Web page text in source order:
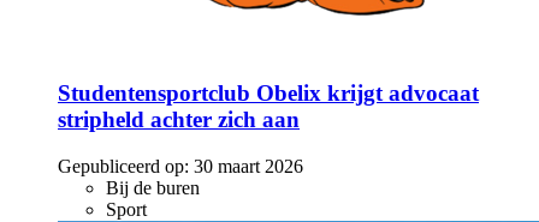
Studentensportclub Obelix krijgt advocaat
stripheld achter zich aan
Gepubliceerd op: 30 maart 2026
Bij de buren
Sport